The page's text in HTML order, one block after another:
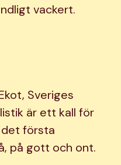
vackert.
Sveriges
är ett kall för
det första
på gott och ont.